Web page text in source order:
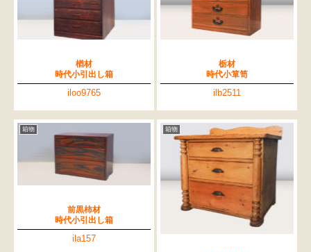
楢材
時代小引出し箱
iloo9765
栃材
時代小箪笥
ilb2511
箱物
前黒柿材
時代小引出し箱
ila157
箱物